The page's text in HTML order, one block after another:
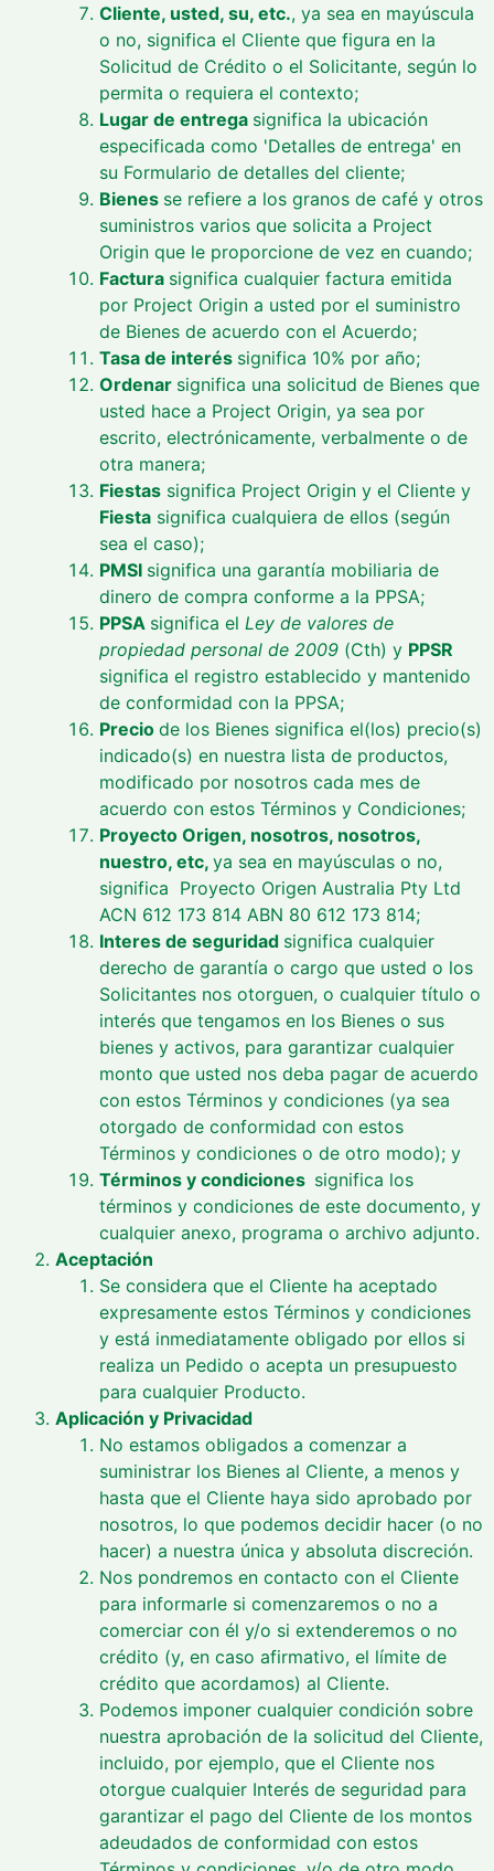
Cliente, usted, su, etc., ya sea en mayúscula
o no, significa el Cliente que figura en la
Solicitud de Crédito o el Solicitante, según lo
permita o requiera el contexto;
Lugar de entrega significa la ubicación
especificada como 'Detalles de entrega' en
su Formulario de detalles del cliente;
Bienes se refiere a los granos de café y otros
suministros varios que solicita a Project
Origin que le proporcione de vez en cuando;
Factura significa cualquier factura emitida
por Project Origin a usted por el suministro
de Bienes de acuerdo con el Acuerdo;
Tasa de interés significa 10% por año;
Ordenar significa una solicitud de Bienes que
usted hace a Project Origin, ya sea por
escrito, electrónicamente, verbalmente o de
otra manera;
Fiestas significa Project Origin y el Cliente y
Fiesta significa cualquiera de ellos (según
sea el caso);
PMSI significa una garantía mobiliaria de
dinero de compra conforme a la PPSA;
PPSA significa el Ley de valores de
propiedad personal de 2009 (Cth) y PPSR
significa el registro establecido y mantenido
de conformidad con la PPSA;
Precio de los Bienes significa el(los) precio(s)
indicado(s) en nuestra lista de productos,
modificado por nosotros cada mes de
acuerdo con estos Términos y Condiciones;
Proyecto Origen, nosotros, nosotros,
nuestro, etc, ya sea en mayúsculas o no,
significa Proyecto Origen Australia Pty Ltd
ACN 612 173 814 ABN 80 612 173 814;
Interes de seguridad significa cualquier
derecho de garantía o cargo que usted o los
Solicitantes nos otorguen, o cualquier título o
interés que tengamos en los Bienes o sus
bienes y activos, para garantizar cualquier
monto que usted nos deba pagar de acuerdo
con estos Términos y condiciones (ya sea
otorgado de conformidad con estos
Términos y condiciones o de otro modo); y
Términos y condiciones significa los
términos y condiciones de este documento, y
cualquier anexo, programa o archivo adjunto.
Aceptación
Se considera que el Cliente ha aceptado
expresamente estos Términos y condiciones
y está inmediatamente obligado por ellos si
realiza un Pedido o acepta un presupuesto
para cualquier Producto.
Aplicación y Privacidad
No estamos obligados a comenzar a
suministrar los Bienes al Cliente, a menos y
hasta que el Cliente haya sido aprobado por
nosotros, lo que podemos decidir hacer (o no
hacer) a nuestra única y absoluta discreción.
Nos pondremos en contacto con el Cliente
para informarle si comenzaremos o no a
comerciar con él y/o si extenderemos o no
crédito (y, en caso afirmativo, el límite de
crédito que acordamos) al Cliente.
Podemos imponer cualquier condición sobre
nuestra aprobación de la solicitud del Cliente,
incluido, por ejemplo, que el Cliente nos
otorgue cualquier Interés de seguridad para
garantizar el pago del Cliente de los montos
adeudados de conformidad con estos